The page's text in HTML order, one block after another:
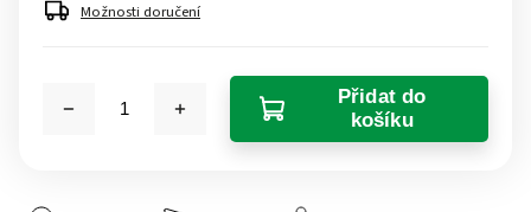
Možnosti doručení
Přidat do
košíku